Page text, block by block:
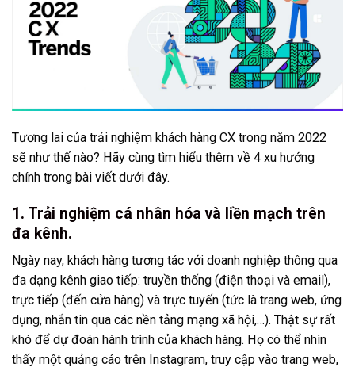
Tương lai của trải nghiệm khách hàng CX trong năm 2022
sẽ như thế nào? Hãy cùng tìm hiểu thêm về 4 xu hướng
chính trong bài viết dưới đây.
1. Trải nghiệm cá nhân hóa và liền mạch trên
đa kênh.
Ngày nay, khách hàng tương tác với doanh nghiệp thông qua
đa dạng kênh giao tiếp: truyền thống (điện thoại và email),
trực tiếp (đến cửa hàng) và trực tuyến (tức là trang web, ứng
dụng, nhắn tin qua các nền tảng mạng xã hội,…). Thật sự rất
khó để dự đoán hành trình của khách hàng. Họ có thể nhìn
thấy một quảng cáo trên Instagram, truy cập vào trang web,